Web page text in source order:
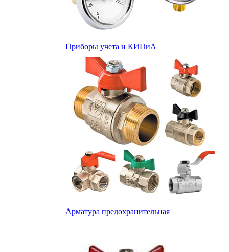
Приборы учета и КИПиА
Арматура предохранительная